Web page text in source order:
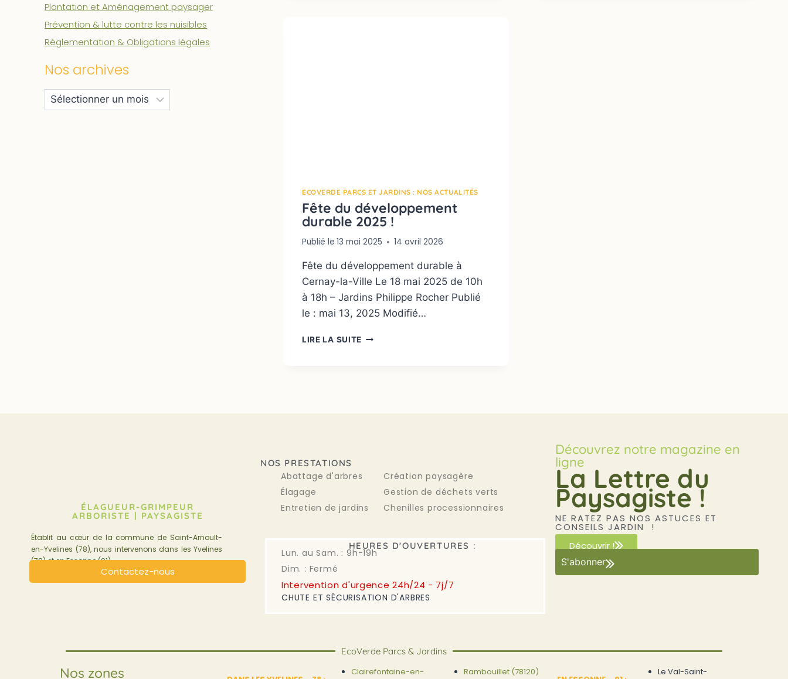
ECOVERDE PARCS ET JARDINS : NOS ACTUALITÉS
Fête du développement
durable 2025 !
Publié le 13 mai 2025 14 avril 2026
Fête du développement durable à
Cernay-la-Ville Le 18 mai 2025 de 10h
à 18h – Jardins Philippe Rocher Publié
le : mai 13, 2025 Modifié…
LIRE LA SUITE
Plantation et Aménagement paysager
Prévention & lutte contre les nuisibles
Réglementation & Obligations légales
Nos archives
ÉLAGUEUR-GRIMPEUR
ARBORISTE | PAYSAGISTE
Établit au cœur de la commune de Saint-Arnoult-
en-Yvelines (78), nous intervenons dans les Yvelines
(78) et en Essonne (91).
Contactez-nous
NOS PRESTATIONS
Abattage d'arbres
Élagage
Entretien de jardins
Création paysagère
Gestion de déchets verts
Chenilles processionnaires
HEURES D'OUVERTURES :
Lun. au Sam. : 9h-19h
Dim. : Fermé
Intervention d'urgence 24h/24 - 7j/7
CHUTE ET SÉCURISATION D'ARBRES
Découvrez notre magazine en
ligne
La Lettre du
Paysagiste !
NE RATEZ PAS NOS ASTUCES ET
CONSEILS JARDIN !
Découvrir !
S'abonner
EcoVerde Parcs & Jardins
Nos zones
Clairefontaine-en-
Rambouillet (78120)
Le Val-Saint-